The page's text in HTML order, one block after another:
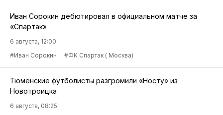
Иван Сорокин дебютировал в официальном матче за
«Спартак»
6 августа, 12:00
#Иван Сорокин
#ФК Спартак ( Москва)
Тюменские футболисты разгромили «Носту» из
Новотроицка
6 августа, 08:25